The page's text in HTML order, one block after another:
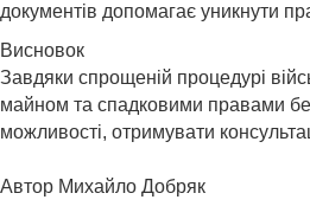
документів допомагає уникнути
Висновок
Завдяки спрощеній процедурі
майном та спадковими правами
можливості, отримувати
Автор Михайло Добряк